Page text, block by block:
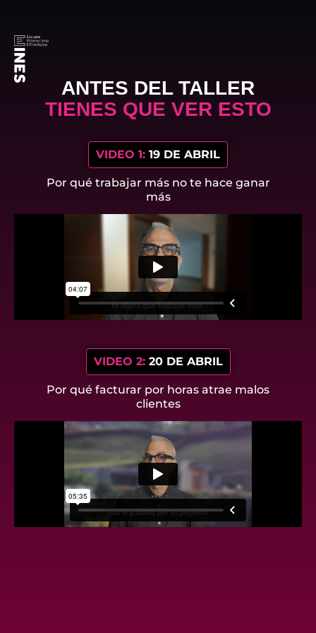
ANTES DEL TALLER
TIENES QUE VER ESTO
VIDEO 1: 19 DE ABRIL
Por qué trabajar más no te hace ganar
más
VIDEO 2:20 DE ABRIL
Por qué facturar por horas atrae malos
clientes